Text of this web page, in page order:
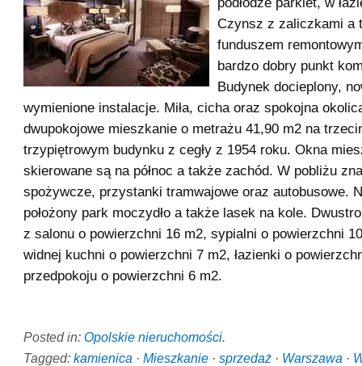
Czynsz z zaliczkami a
funduszem
bardzo dobry punkt
Budynek docieplony,
wymienione instalacje. Miła, cicha oraz spokojna
dwupokojowe mieszkanie o metrażu 41,90 m2 na
trzypiętrowym budynku z cegły z 1954 roku. Okna
skierowane są na północ a także zachód. W pobliżu
spożywcze, przystanki tramwajowe oraz autobusowe.
położony park moczydło a także lasek na kole.
z salonu o powierzchni 16 m2, sypialni o powierzchni
widnej kuchni o powierzchni 7 m2, łazienki o
przedpokoju o powierzchni 6 m2.
Posted in: Opolskie nieruchomości.
Tagged: kamienica · Mieszkanie · sprzedaż · Warszawa ·